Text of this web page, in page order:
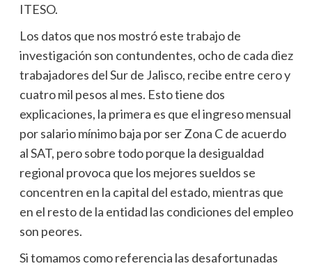
ITESO.
Los datos que nos mostró este trabajo de
investigación son contundentes, ocho de cada diez
trabajadores del Sur de Jalisco, recibe entre cero y
cuatro mil pesos al mes. Esto tiene dos
explicaciones, la primera es que el ingreso mensual
por salario mínimo baja por ser Zona C de acuerdo
al SAT, pero sobre todo porque la desigualdad
regional provoca que los mejores sueldos se
concentren en la capital del estado, mientras que
en el resto de la entidad las condiciones del empleo
son peores.
Si tomamos como referencia las desafortunadas